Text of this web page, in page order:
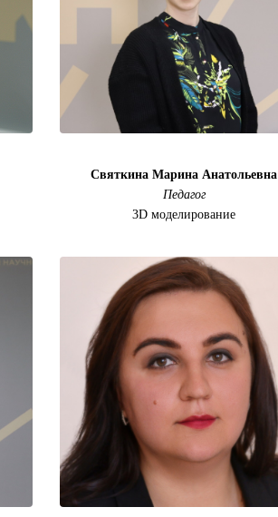
Святкина Марина Анатольевна
Педагог
3D моделирование